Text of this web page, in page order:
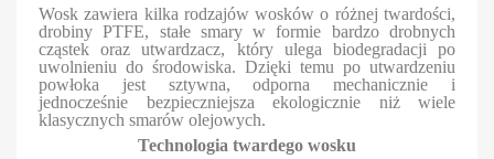
Wosk zawiera kilka rodzajów wosków o różnej twardości,
drobiny PTFE, stałe smary w formie bardzo drobnych
cząstek oraz utwardzacz, który ulega biodegradacji po
uwolnieniu do środowiska. Dzięki temu po utwardzeniu
powłoka jest sztywna, odporna mechanicznie i
jednocześnie bezpieczniejsza ekologicznie niż wiele
klasycznych smarów olejowych.
Technologia twardego wosku